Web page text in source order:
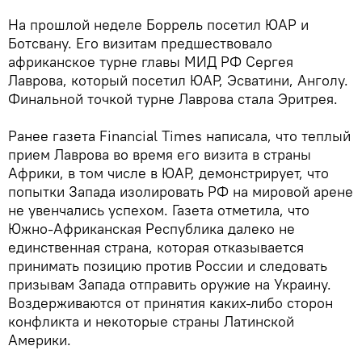
На прошлой неделе Боррель посетил ЮАР и
Ботсвану. Его визитам предшествовало
африканское турне главы МИД РФ Сергея
Лаврова, который посетил ЮАР, Эсватини, Анголу.
Финальной точкой турне Лаврова стала Эритрея.
Ранее газета Financial Times написала, что теплый
прием Лаврова во время его визита в страны
Африки, в том числе в ЮАР, демонстрирует, что
попытки Запада изолировать РФ на мировой арене
не увенчались успехом. Газета отметила, что
Южно-Африканская Республика далеко не
единственная страна, которая отказывается
принимать позицию против России и следовать
призывам Запада отправить оружие на Украину.
Воздерживаются от принятия каких-либо сторон
конфликта и некоторые страны Латинской
Америки.